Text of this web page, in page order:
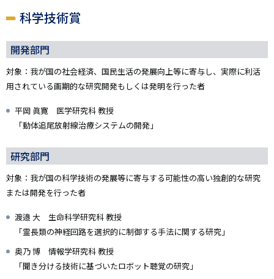
科学技術賞
開発部門
対象：我が国の社会経済、国民生活の発展向上等に寄与し、実際に利活
用されている画期的な研究開発もしくは発明を行った者
平岡 眞寛 医学研究科 教授
「動体追尾放射線治療システムの開発」
研究部門
対象：我が国の科学技術の発展等に寄与する可能性の高い独創的な研究
または開発を行った者
渡邉 大 生命科学研究科 教授
「霊長類の神経回路を選択的に制御する手法に関する研究」
奥乃 博 情報学研究科 教授
「聞き分ける技術に基づいたロボット聴覚の研究」